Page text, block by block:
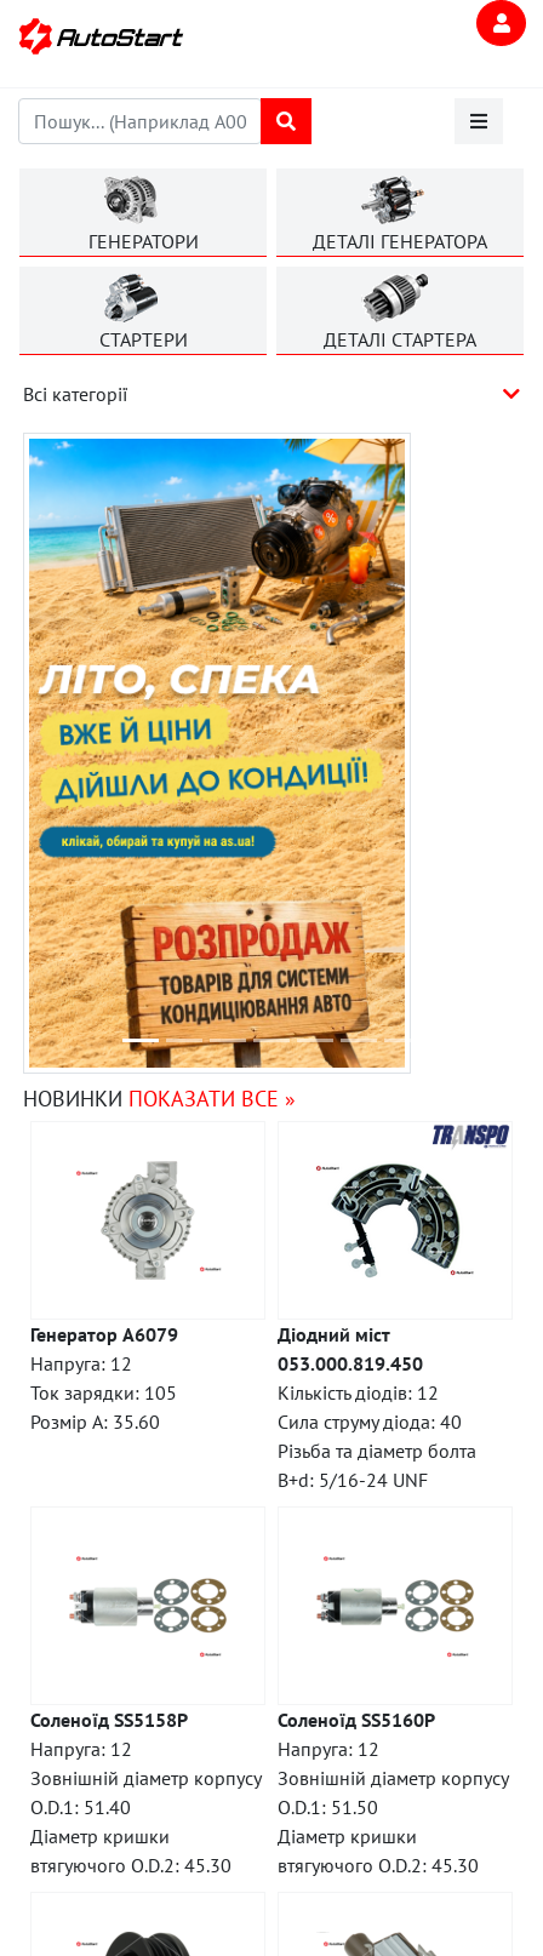
ГЕНЕРАТОРИ ДЕТАЛІ ГЕНЕРАТОРА
СТАРТЕРИ ДЕТАЛІ СТАРТЕРА
Всі категорії
НОВИНКИ ПОКАЗАТИ ВСЕ »
Генератор A6079
Напруга: 12
Ток зарядки: 105
Розмір A: 35.60
Діодний міст
053.000.819.450
Кількість діодів: 12
Сила струму діода: 40
Різьба та діаметр болта
B+d: 5/16-24 UNF
Соленоїд SS5158P
Напруга: 12
Зовнішній діаметр корпусу
O.D.1: 51.40
Діаметр кришки
втягуючого O.D.2: 45.30
Соленоїд SS5160P
Напруга: 12
Зовнішній діаметр корпусу
O.D.1: 51.50
Діаметр кришки
втягуючого O.D.2: 45.30